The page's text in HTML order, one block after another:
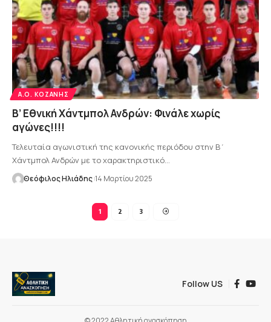
Α.Ο. ΚΟΖΆΝΗΣ
Β’ Εθνική Χάντμπολ Ανδρών: Φινάλε χωρίς
αγώνες!!!!
Τελευταία αγωνιστική της κανονικής περιόδου στην Β΄
Χάντμπολ Ανδρών με το χαρακτηριστικό…
Θεόφιλος Ηλιάδης 14 Μαρτίου 2025
1 2 3
Follow US